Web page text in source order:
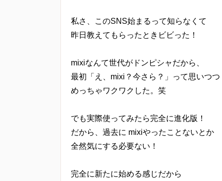
当方は、個人情報の漏洩、滅失、毀
し、
した個人情報の適切な管理を行います
情報内容の照会、修正または削除
合は、
ご本人であることを確認させていた
ただきます。
お客様が、当ウェブサイトで掲示し
私さ、このSNS始まるって知らなくて
昨日教えてもらったときビビった！
mixiなんて世代がドンピシャだから、
最初「え、mixi？今さら？」って思いつつ
めっちゃワクワクした。笑
でも実際使ってみたら完全に進化版！
だから、過去に mixiやったことないとか
全然気にする必要ない！
完全に新たに始める感じだから